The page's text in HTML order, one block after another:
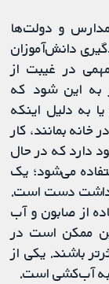
و دولت‌ها
دانش‌آموزان
در غیبت از
به این شود که
به دلیل اینکه
بمانند، کار
دارد که در حال
می‌شود؛ یک
دست است.
از صابون و آب
ممکن است در
باشند. یکی از
آب‌کشی است.